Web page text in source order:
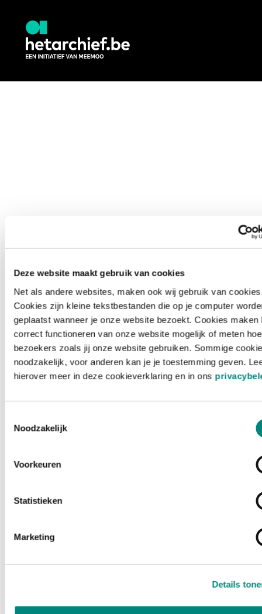
Deze website maakt gebruik van cookies
Net als andere websites, maken ook wij gebruik van
Cookies zijn kleine tekstbestanden die op je computer
geplaatst wanneer je onze website bezoekt. Cookies maken
correct functioneren van onze website mogelijk of meten hoe
bezoekers zoals jij onze website gebruiken. Sommige
noodzakelijk, voor anderen kan je je toestemming geven.
hierover meer in deze cookieverklaring en in ons
Noodzakelijk
Voorkeuren
Statistieken
Marketing
Details